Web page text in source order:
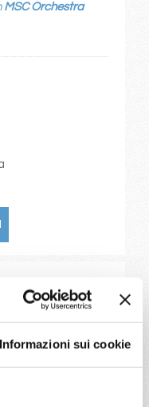
Informazioni sui cookie
MSC Orchestra
MSC Armonia